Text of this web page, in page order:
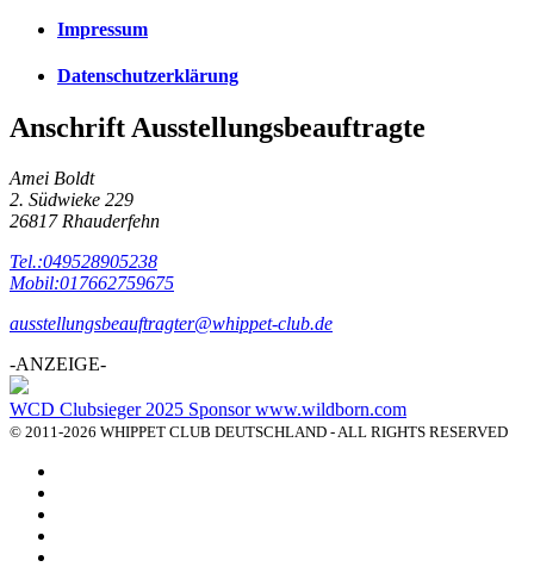
Impressum
Datenschutzerklärung
Anschrift Ausstellungsbeauftragte
Amei Boldt
2. Südwieke 229
26817 Rhauderfehn
Tel.:049528905238
Mobil:017662759675
ausstellungsbeauftragter@whippet-club.de
-ANZEIGE-
WCD Clubsieger 2025 Sponsor www.wildborn.com
© 2011-2026 WHIPPET CLUB DEUTSCHLAND - ALL RIGHTS RESERVED